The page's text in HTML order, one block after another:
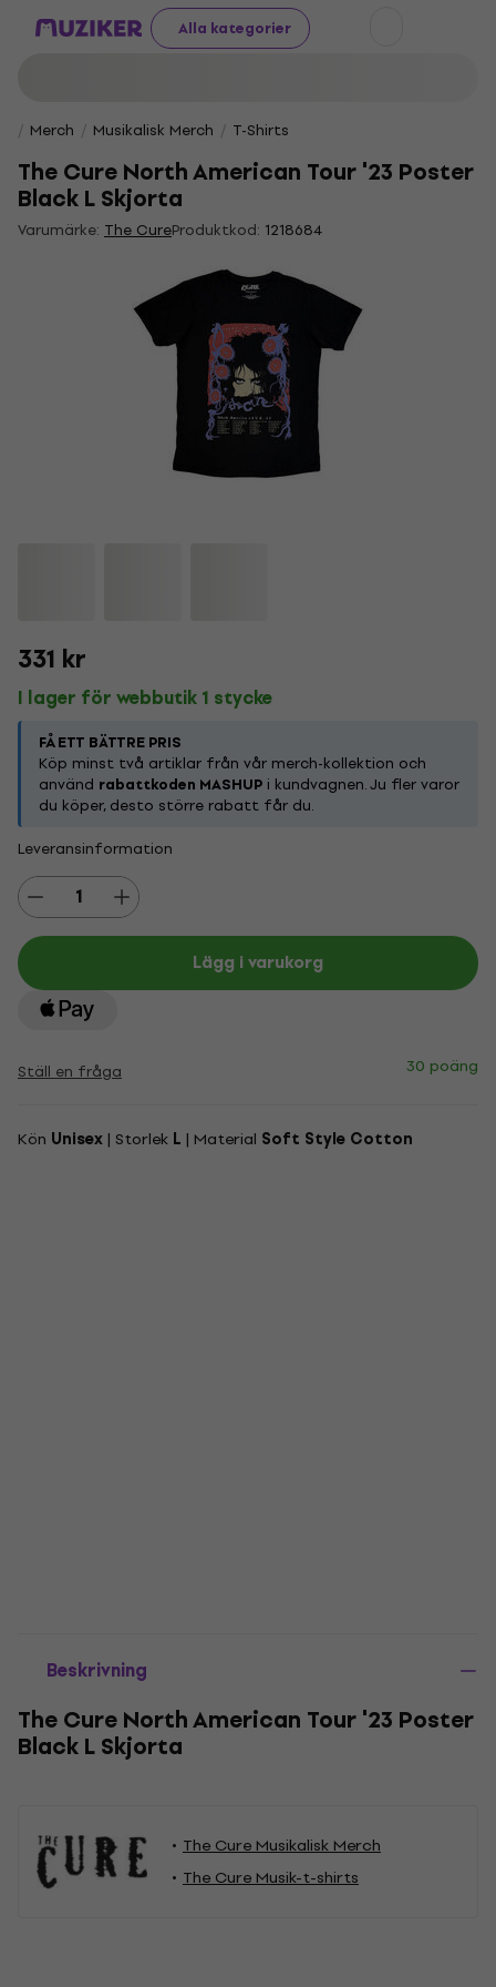
Alla kategorier
Merch Musikalisk Merch T-Shirts
The Cure North American Tour '23 Poster
Black L Skjorta
Varumärke: The CureProduktkod: 1218684
331 kr
I lager för webbutik 1 stycke
FÅ ETT BÄTTRE PRIS
Köp minst två artiklar från vår merch-kollektion och
använd rabattkoden MASHUP i kundvagnen. Ju fler varor
du köper, desto större rabatt får du.
Leveransinformation
Lägg i varukorg
Ställ en fråga 30 poäng
Kön Unisex | Storlek L | Material Soft Style Cotton
Beskrivning
The Cure North American Tour '23 Poster
Black L Skjorta
The Cure Musikalisk Merch
The Cure Musik-t-shirts